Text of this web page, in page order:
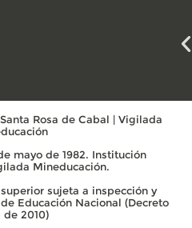
Rosa de Cabal | Vigilada
mayo de 1982. Institución
Mineducación.
sujeta a inspección y
Educación Nacional (Decreto
de 2010)